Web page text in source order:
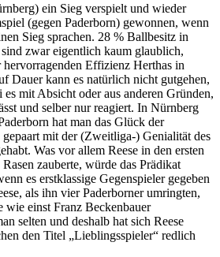
ein Sieg verspielt und wieder
(gegen Paderborn) gewonnen, wenn
Sieg sprachen. 28 % Ballbesitz in
zwar eigentlich kaum glaublich,
hervorragenden Effizienz Herthas in
Dauer kann es natürlich nicht gutgehen,
es mit Absicht oder aus anderen Gründen,
und selber nur reagiert. In Nürnberg
hat man das Glück der
mit der (Zweitliga-) Genialität des
Was vor allem Reese in den ersten
zauberte, würde das Prädikat
es erstklassige Gegenspieler gegeben
als ihn vier Paderborner umringten,
wie einst Franz Beckenbauer
selten und deshalb hat sich Reese
den Titel „Lieblingsspieler“ redlich